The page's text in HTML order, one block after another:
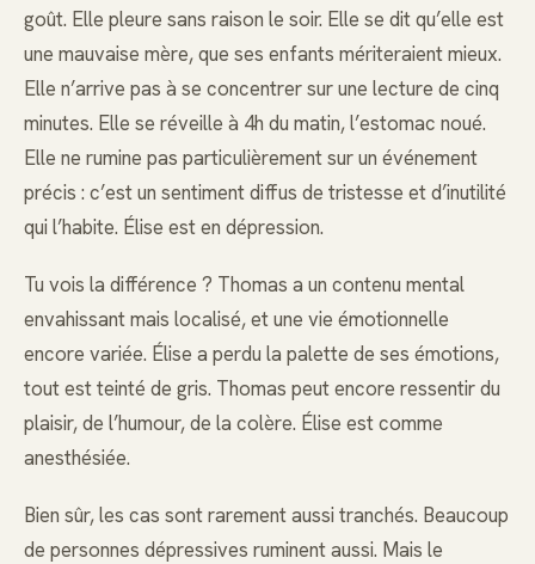
goût. Elle pleure sans raison le soir. Elle se dit qu’elle est
une mauvaise mère, que ses enfants mériteraient mieux.
Elle n’arrive pas à se concentrer sur une lecture de cinq
minutes. Elle se réveille à 4h du matin, l’estomac noué.
Elle ne rumine pas particulièrement sur un événement
précis : c’est un sentiment diffus de tristesse et d’inutilité
qui l’habite. Élise est en dépression.
Tu vois la différence ? Thomas a un contenu mental
envahissant mais localisé, et une vie émotionnelle
encore variée. Élise a perdu la palette de ses émotions,
tout est teinté de gris. Thomas peut encore ressentir du
plaisir, de l’humour, de la colère. Élise est comme
anesthésiée.
Bien sûr, les cas sont rarement aussi tranchés. Beaucoup
de personnes dépressives ruminent aussi. Mais le